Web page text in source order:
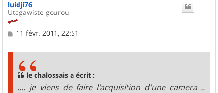
luidji76
Utagawiste gourou
M11 févr. 2011, 22:51
le chalossais a écrit :
.... je viens de faire l'acquisition d'une camera ..